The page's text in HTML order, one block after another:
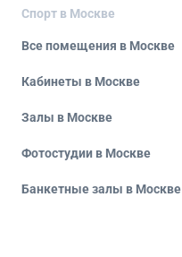
Спорт в Москве
Все помещения в Москве
Кабинеты в Москве
Залы в Москве
Фотостудии в Москве
Банкетные залы в Москве